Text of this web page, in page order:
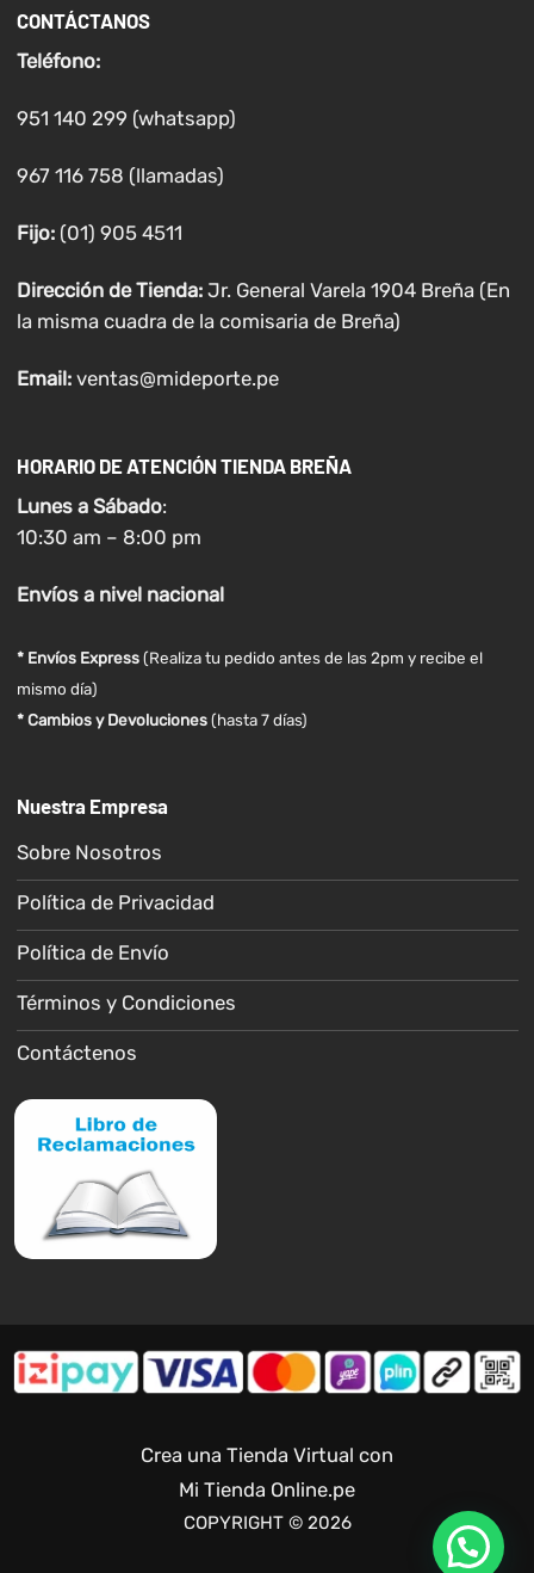
CONTÁCTANOS
Teléfono:
951 140 299 (whatsapp)
967 116 758 (llamadas)
Fijo:(01) 905 4511
Dirección de Tienda: Jr. General Varela 1904 Breña (En
la misma cuadra de la comisaria de Breña)
Email: ventas@mideporte.pe
HORARIO DE ATENCIÓN TIENDA BREÑA
Lunes a Sábado:
10:30 am – 8:00 pm
Envíosa nivel nacional
* Envíos Express(Realiza tu pedido antes de las 2pm y recibe el
mismo día)
* Cambios y Devoluciones (hasta 7 días)
Nuestra Empresa
Sobre Nosotros
Política de Privacidad
Política de Envío
Términos y Condiciones
Contáctenos
Crea una Tienda Virtual con
Mi Tienda Online.pe
COPYRIGHT © 2026